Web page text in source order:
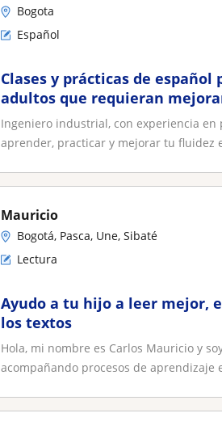
Bogota
Español
Clases y prácticas de
adultos que requieran
lenguaje español
Ingeniero industrial, con experiencia
aprender, practicar y mejorar tu fluidez
Mauricio
Bogotá, Pasca, Une, Sibaté
Lectura
Ayudo a tu hijo a leer mejor,
los textos
Hola, mi nombre es Carlos Mauricio y
acompañando procesos de aprendizaje